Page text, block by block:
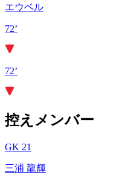
エウベル
72’
72’
控えメンバー
GK 21
三浦 龍輝